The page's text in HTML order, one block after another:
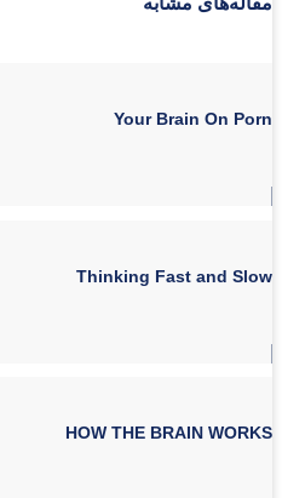
Your Brain On Porn
Thinking Fast and Slow
HOW THE BRAIN WORKS